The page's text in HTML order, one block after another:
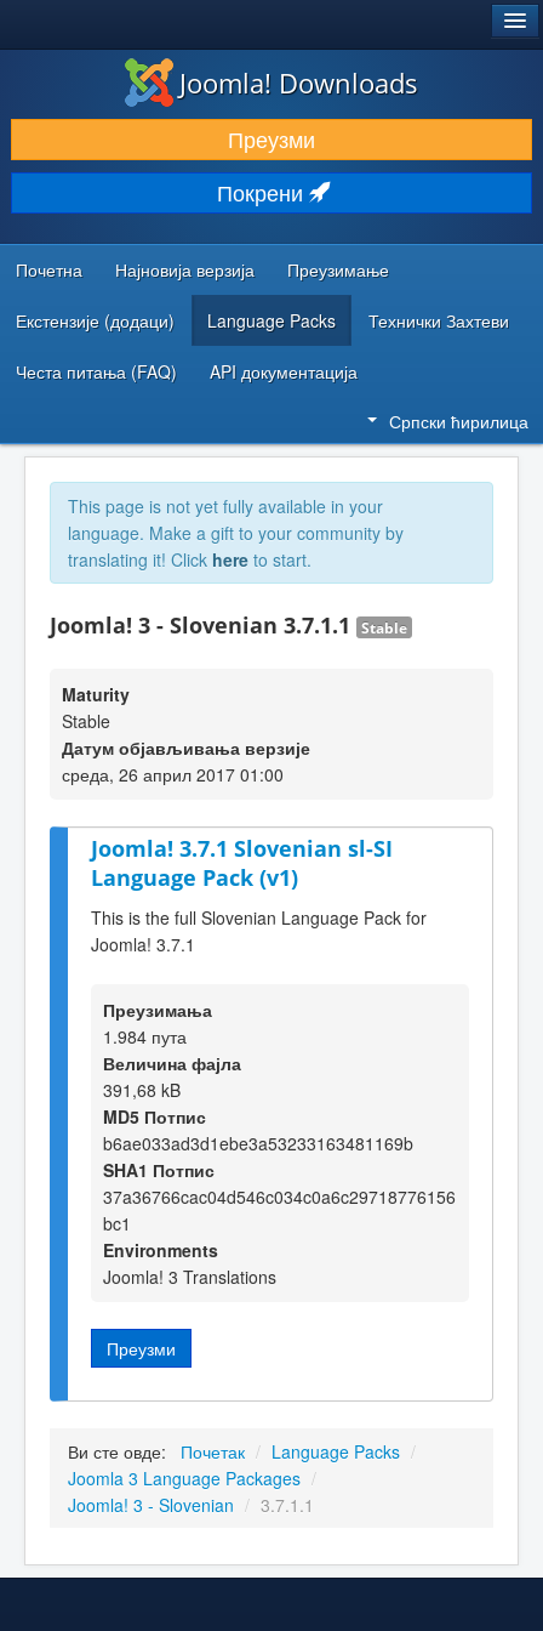
ПРЕУЗИМАЊЕ И ПРОШИРЕЊА (ЕКСТЕНЗИЈЕ)
ОТКРИЈТЕ И НАУЧИТЕ
ЗАЈЕДНИЦА И ПОДРШКА
РЕСУРСИ ЗА РАЗВОЈ
Joomla! Downloads
Преузми
Покрени
Почетна Најновија верзија Преузимање
Екстензије (додаци) Language Packs Технички Захтеви
Честа питања (FAQ) API документација
Српски ћирилица
This page is not yet fully available in your
language. Make a gift to your community by
translating it! Click here to start.
Joomla! 3 - Slovenian 3.7.1.1 Stable
Maturity
Stable
Датум објављивања верзије
среда, 26 април 2017 01:00
Joomla! 3.7.1 Slovenian sl-SI
Language Pack (v1)
This is the full Slovenian Language Pack for
Joomla! 3.7.1
Преузимања
1.984 пута
Величина фајла
391,68 kB
MD5 Потпис
b6ae033ad3d1ebe3a53233163481169b
SHA1 Потпис
37a36766cac04d546c034c0a6c29718776156
bc1
Environments
Joomla! 3 Translations
Преузми
Ви сте овде: Почетак / Language Packs /
Joomla 3 Language Packages /
Joomla! 3 - Slovenian / 3.7.1.1